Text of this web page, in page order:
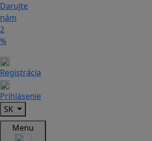
Darujte
nám
2
%
Registrácia
Prihlásenie
SK
Menu